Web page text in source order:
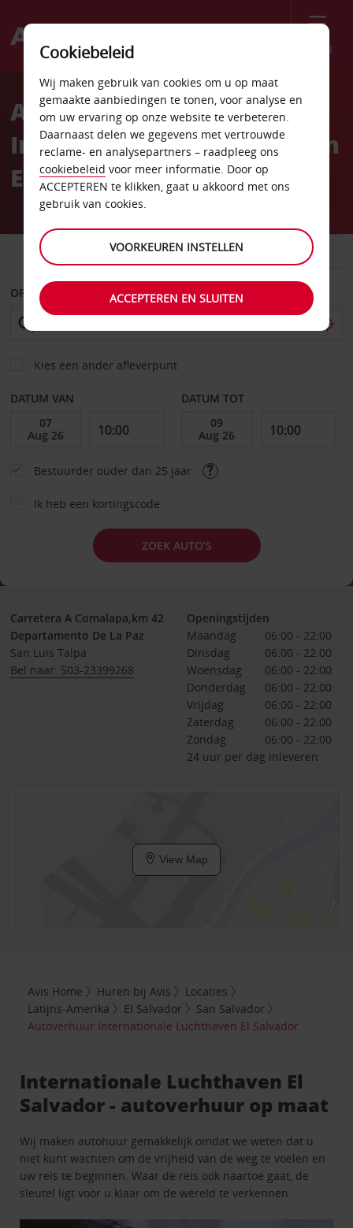
Menu
Welcome
AvisAutoverhuur
Internationale Luchthaven
El Salvador
BESTELWAGEN
OPHALEN OP
Kies een ander afleverpunt
DATUM VAN DATUM TOT
Bestuurder ouder dan 25 jaar
Ik heb een kortingscode
ZOEK AUTO’S
Carretera A Comalapa,km 42
Departamento De La Paz
San Luis Talpa
Bel naar: 503-23399268
Openingstijden
Maandag
06:00 - 22:00
Dinsdag
06:00 - 22:00
Woensdag
06:00 - 22:00
Donderdag
06:00 - 22:00
Vrijdag
06:00 - 22:00
Zaterdag
06:00 - 22:00
Zondag
06:00 - 22:00
24 uur per dag inleveren
View Map
Avis Home Huren bij Avis
Locaties
Latijns-Amerika
El Salvador
San Salvador
Autoverhuur Internationale Luchthaven El Salvador
Internationale Luchthaven El
Salvador - autoverhuur op maat
Wij maken autohuur gemakkelijk omdat we weten dat u
niet kunt wachten om de vrijheid van de weg te voelen en
uw reis te beginnen. Waar de reis ook naartoe gaat, de
sleutel ligt voor u klaar om de wereld te verkennen.
Cookiebeleid
Wij maken gebruik van cookies om u op maat
gemaakte aanbiedingen te tonen, voor analyse en
om uw ervaring op onze website te verbeteren.
Daarnaast delen we gegevens met vertrouwde
reclame- en analysepartners – raadpleeg ons
cookiebeleid voor meer informatie. Door op
ACCEPTEREN te klikken, gaat u akkoord met ons
gebruik van cookies.
VOORKEUREN INSTELLEN
ACCEPTEREN EN SLUITEN